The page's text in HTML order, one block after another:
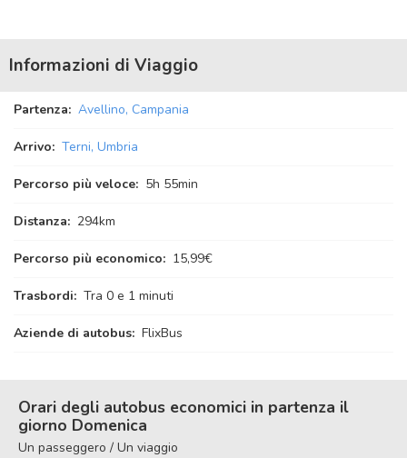
Informazioni di Viaggio
Partenza: Avellino, Campania
Arrivo: Terni, Umbria
Percorso più veloce: 5h 55min
Distanza: 294km
Percorso più economico: 15,99€
Trasbordi: Tra 0 e 1 minuti
Aziende di autobus: FlixBus
Orari degli autobus economici in partenza il
giorno Domenica
Un passeggero / Un viaggio